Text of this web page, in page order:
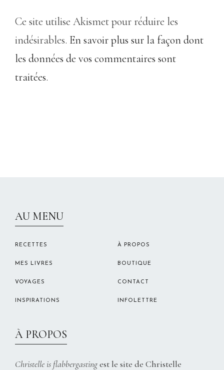
Ce site utilise Akismet pour réduire les
indésirables. En savoir plus sur la façon dont
les données de vos commentaires sont
traitées.
AU MENU
RECETTES
MES LIVRES
VOYAGES
INSPIRATIONS
À PROPOS
BOUTIQUE
CONTACT
INFOLETTRE
À PROPOS
Christelle is flabbergastingest le site de Christelle